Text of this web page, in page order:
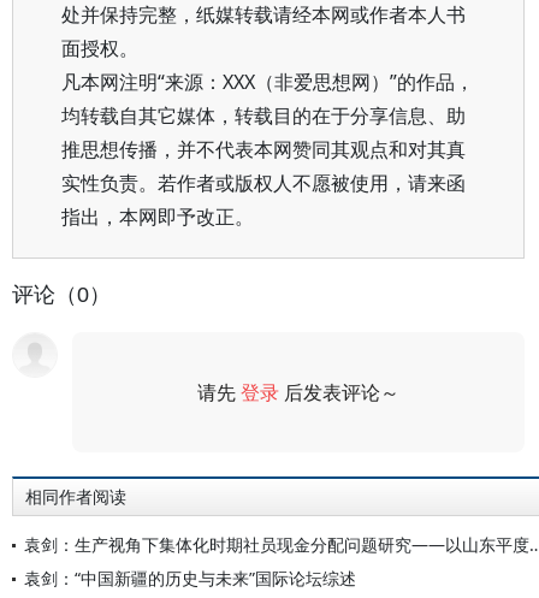
处并保持完整，纸媒转载请经本网或作者本人书
面授权。
凡本网注明“来源：XXX（非爱思想网）”的作品，
均转载自其它媒体，转载目的在于分享信息、助
推思想传播，并不代表本网赞同其观点和对其真
实性负责。若作者或版权人不愿被使用，请来函
指出，本网即予改正。
评论（0）
请先登录 后发表评论～
相同作者阅读
袁剑：生产视角下集体化时期社
袁剑：“中国新疆的历史与未来”国际论坛综述